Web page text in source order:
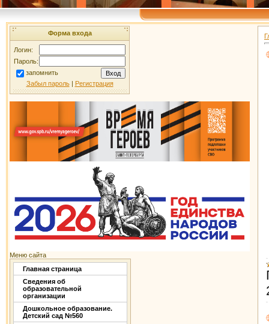
Форма входа
Логин:
Пароль:
запомнить
Забыл пароль| Регистрация
Меню сайта
Главная страница
Сведения об
образовательной
организации
Дошкольное образование.
Детский сад №560